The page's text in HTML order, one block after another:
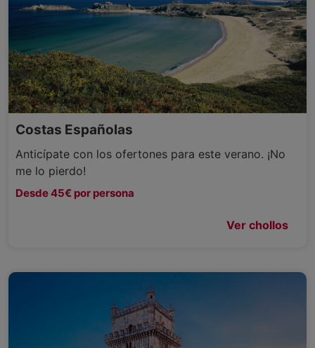
Costas Españolas
Anticípate con los ofertones para este verano. ¡No
me lo pierdo!
Desde 45€ por persona
Ver chollos